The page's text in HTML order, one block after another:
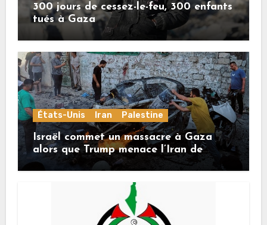
300 jours de cessez-le-feu, 300 enfants
tués à Gaza
États-Unis Iran Palestine
Israël commet un massacre à Gaza
alors que Trump menace l’Iran de
«décapitation»